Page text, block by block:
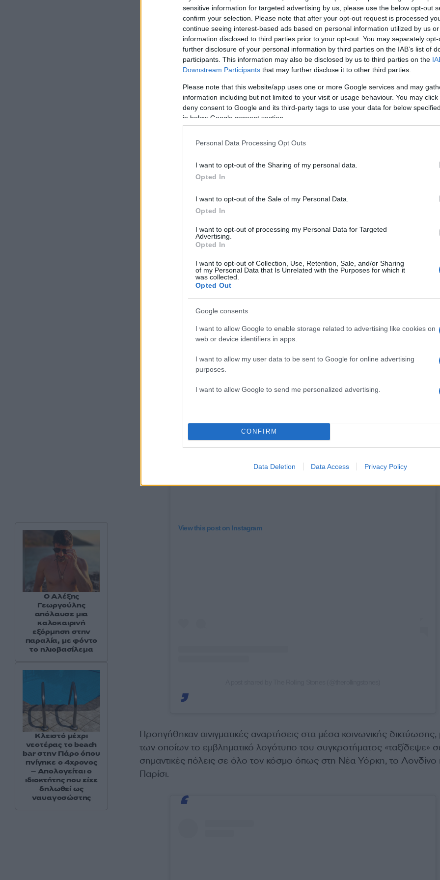
sensitive information for targeted advertising by us, please use the below opt-out
confirm your selection. Please note that after your opt-out request is processed
continue seeing interest-based ads based on personal information utilized by us
information disclosed to third parties prior to your opt-out. You may separately
further disclosure of your personal information by third parties on the IAB’s list of
participants. This information may also be disclosed by us to third parties on the
Downstream Participants that may further disclose it to other third parties.
Please note that this website/app uses one or more Google services and may
information including but not limited to your visit or usage behaviour. You may
deny consent to Google and its third-party tags to use your data for below
in below Google consent section.
Personal Data Processing Opt Outs
I want to opt-out of the Sharing of my personal data.
Opted In
I want to opt-out of the Sale of my Personal Data.
Opted In
I want to opt-out of processing my Personal Data for Targeted
Advertising.
Opted In
I want to opt-out of Collection, Use, Retention, Sale, and/or Sharing
of my Personal Data that Is Unrelated with the Purposes for which it
was collected.
Opted Out
Google consents
I want to allow Google to enable storage related to advertising like cookies on
web or device identifiers in apps.
I want to allow my user data to be sent to Google for online advertising
purposes.
I want to allow Google to send me personalized advertising.
CONFIRM
Data Deletion Data Access Privacy Policy
ΔΙΑΦΗΜΙΣΗ
View this post on Instagram
Προηγήθηκαν αινιγματικές αναρτήσεις στα μέσα κοινωνικής
των οποίων το εμβληματικό λογότυπο του συγκροτήματος «ταξίδεψε»
σημαντικές πόλεις σε όλο τον κόσμο όπως στη Νέα Υόρκη, το Λονδίνο
Παρίσι.
Ο Αλέξης
Γεωργούλης
απόλαυσε μια
καλοκαιρινή
εξόρμηση στην
παραλία, με φόντο
το ηλιοβασίλεμα
Κλειστό μέχρι
νεοτέρας το beach
bar στην Πάρο όπου
πνίγηκε ο 4χρονος
– Απολογείται ο
ιδιοκτήτης που είχε
δηλωθεί ως
ναυαγοσώστης